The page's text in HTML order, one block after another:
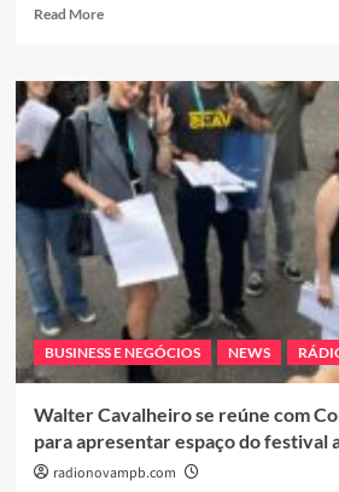
Read MoreRead
A
ARQUITETA
VANESSA
MALZONI,
SE
UNE
A
UM
TIME
DE
MULHERES
EMPREENDEDORAS
NO
LANÇAMENTO
LIVRO
“O
PODER
BUSINESS E NEGÓCIOS NEWS
Walter Cavalheiro se reúne com
para apresentar espaço do festival
radionovampb.com